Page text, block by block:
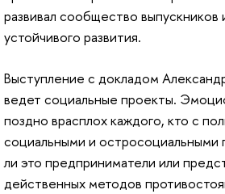
развивал сообщество
устойчивого развития.
Выступление с докладом
ведет социальные проекты.
поздно врасплох каждого, кто с
социальными и
ли это предприниматели или
действенных методов